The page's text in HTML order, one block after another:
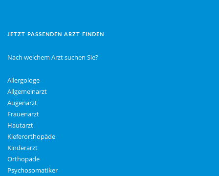
JETZT PASSENDEN ARZT FINDEN
Nach welchem Arzt suchen Sie?
Allergologe
Allgemeinarzt
Augenarzt
Frauenarzt
Hautarzt
Kieferorthopäde
Kinderarzt
Orthopäde
Psychosomatiker